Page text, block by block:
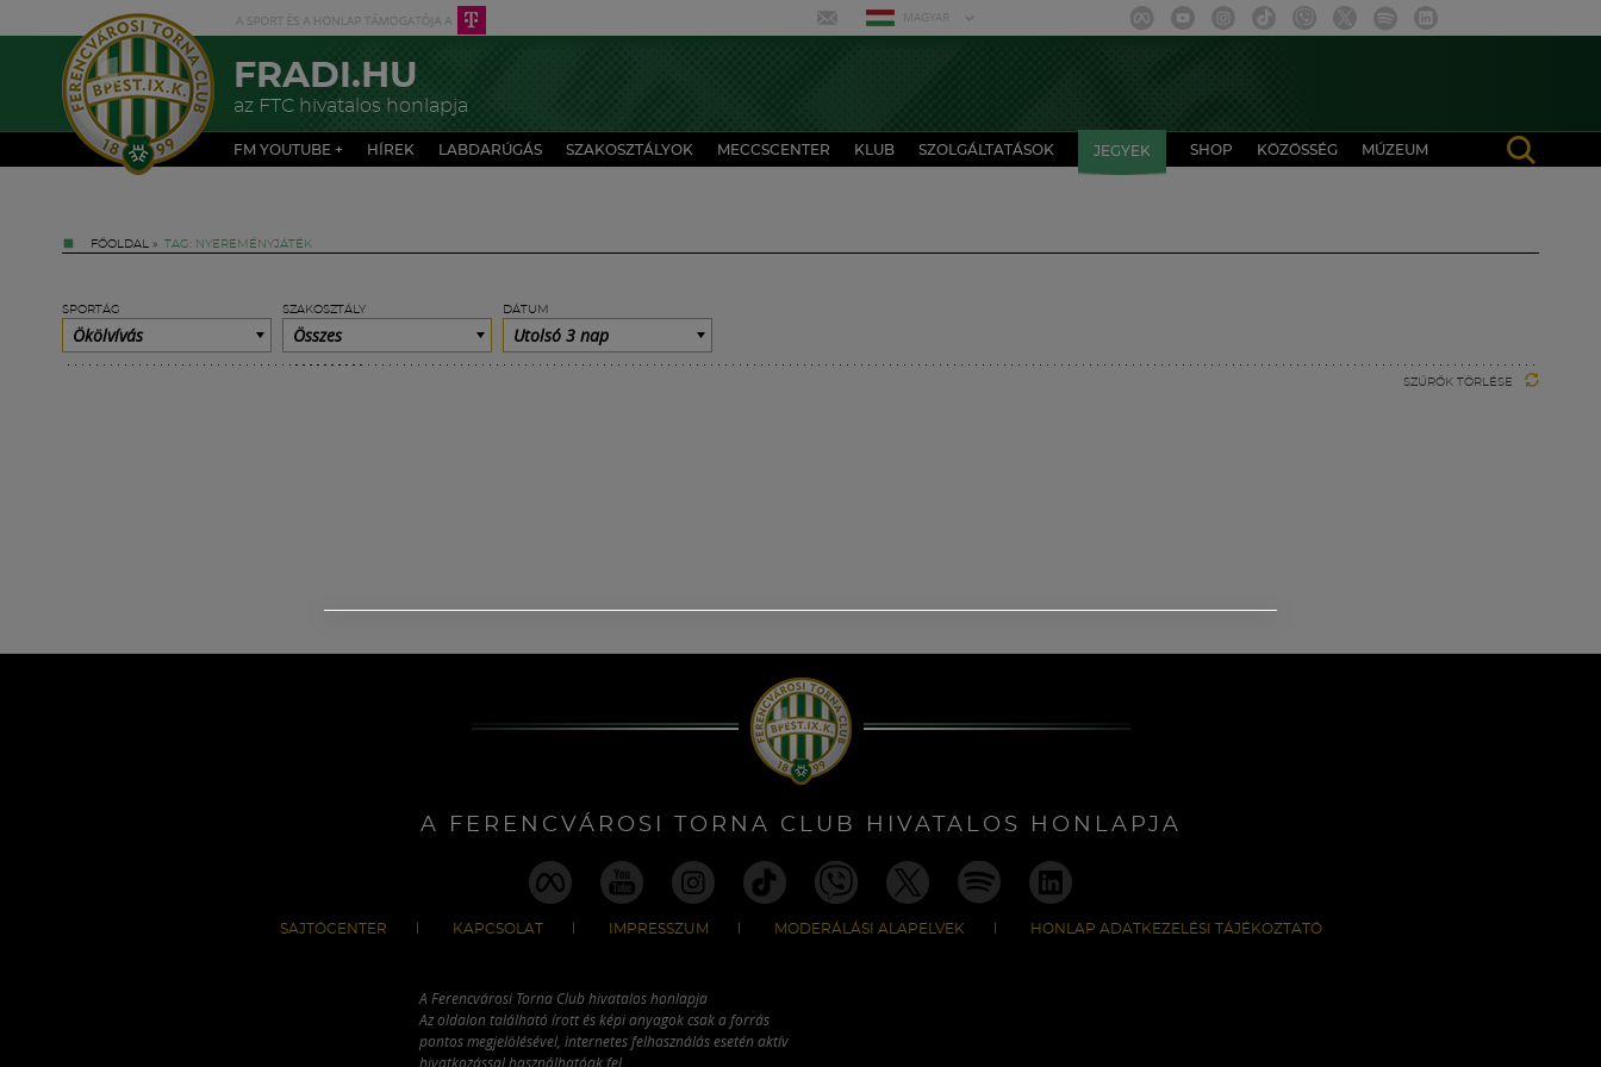
MAGYAR
FRADI.HU
az FTC hivatalos honlapja
FM YOUTUBE + HÍREK LABDARÚGÁS SZAKOSZTÁLYOK MECCSCENTER KLUB SZOLGÁLTATÁSOK JEGYEK SHOP KÖZÖSSÉG MÚZEUM
FŐOLDAL » TAG: NYEREMÉNYJÁTÉK
SPORTÁG
Ökölvívás
SZAKOSZTÁLY
Összes
DÁTUM
Utolsó 3 nap
SZŰRŐK TÖRLÉSE
A FERENCVÁROSI TORNA CLUB HIVATALOS HONLAPJA
SAJTÓCENTER KAPCSOLAT IMPRESSZUM MODERÁLÁSI ALAPELVEK HONLAP ADATKEZELÉSI TÁJÉKOZTATÓ
A Ferencvárosi Torna Club hivatalos honlapja
Az oldalon található írott és képi anyagok csak a forrás
pontos megjelölésével, internetes felhasználás esetén aktív
hivatkozással használhatóak fel.